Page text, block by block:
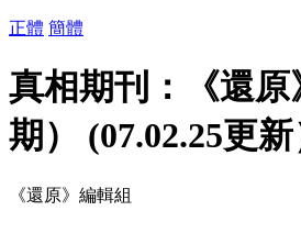
正體 簡體
真相期刊：《還原
期） (07.02.25更新
《還原》編輯組